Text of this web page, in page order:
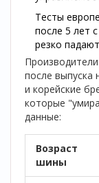
Тесты
после 5 лет
резко
после выпуска
и корейские
которые
данные:
Возраст
шины